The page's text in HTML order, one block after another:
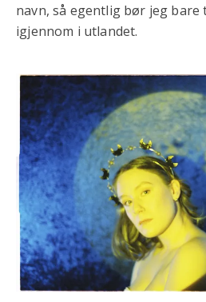
navn, så egentlig bør jeg bare
igjennom i utlandet.